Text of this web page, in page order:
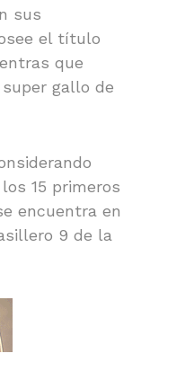
sus
el título
que
gallo de
15 primeros
encuentra en
9 de la